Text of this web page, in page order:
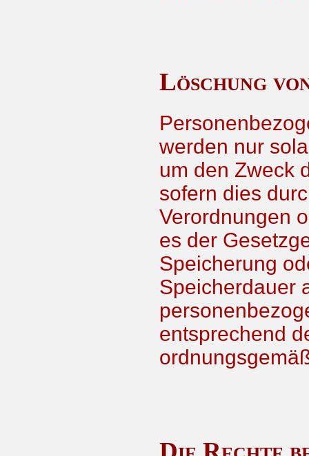
Löschung
werden nur
um den Zweck
sofern dies
Verordnungen
es der
Speicherung
Speicherdauer
entsprechend